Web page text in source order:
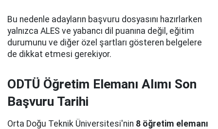
Bu nedenle adayların başvuru dosyasını hazırlarken
yalnızca ALES ve yabancı dil puanına değil, eğitim
durumunu ve diğer özel şartları gösteren belgelere
de dikkat etmesi gerekiyor.
ODTÜ Öğretim Elemanı Alımı Son
Başvuru Tarihi
Orta Doğu Teknik Üniversitesi'nin 8 öğretim elemanı